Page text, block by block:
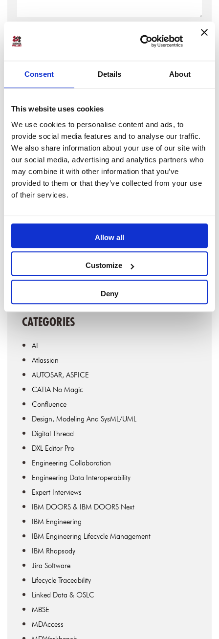
Consent Details About
This website uses cookies
We use cookies to personalise content and ads, to
provide social media features and to analyse our traffic.
We also share information about your use of our site with
our social media, advertising and analytics partners who
may combine it with other information that you’ve
provided to them or that they’ve collected from your use
of their services.
Allow all
Customize
Deny
Subscribe to our blog
I acknowledge that my personal details will be processed
CATEGORIES
AI
Atlassian
AUTOSAR, ASPICE
CATIA No Magic
Confluence
Design, Modeling And SysML/UML
Digital Thread
DXL Editor Pro
Engineering Collaboration
Engineering Data Interoperability
Expert Interviews
IBM DOORS & IBM DOORS Next
IBM Engineering
IBM Engineering Lifecycle Management
IBM Rhapsody
Jira Software
Lifecycle Traceability
Linked Data & OSLC
MBSE
MDAccess